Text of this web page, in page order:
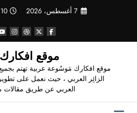
7 أغسطس، 2026
موقع افكارك
موقع افكارك مَوسُوعة عربية تهتم بجميع
الزائِر العربي ، حيث نعمل على
العربي عن طريق مقالات